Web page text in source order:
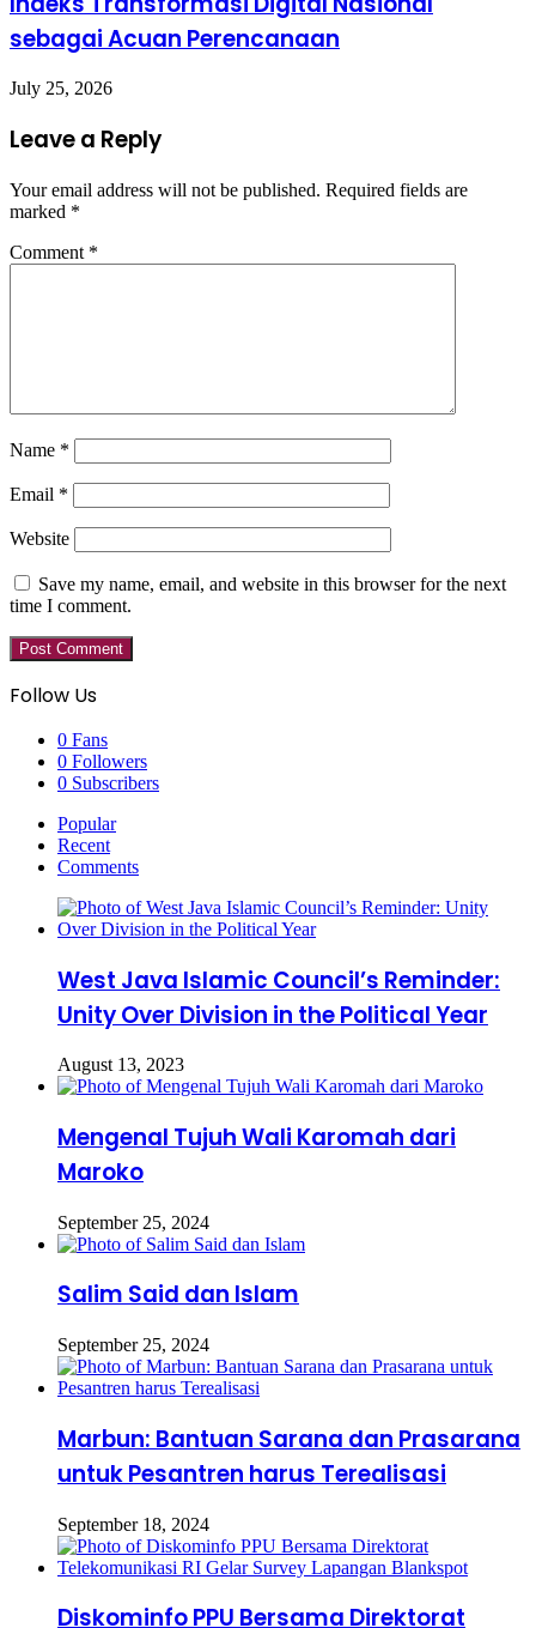
sebagai Acuan Perencanaan
July 25, 2026
Leave a Reply
Your email address will not be published. Required fields are
marked *
Comment *
Name *
Email *
Website
Save my name, email, and website in this browser for the next
time I comment.
Follow Us
0 Fans
0 Followers
0 Subscribers
Popular
Recent
Comments
West Java Islamic Council’s Reminder:
Unity Over Division in the Political Year
August 13, 2023
Mengenal Tujuh Wali Karomah dari
Maroko
September 25, 2024
Salim Said dan Islam
September 25, 2024
Marbun: Bantuan Sarana dan Prasarana
untuk Pesantren harus Terealisasi
September 18, 2024
Diskominfo PPU Bersama Direktorat